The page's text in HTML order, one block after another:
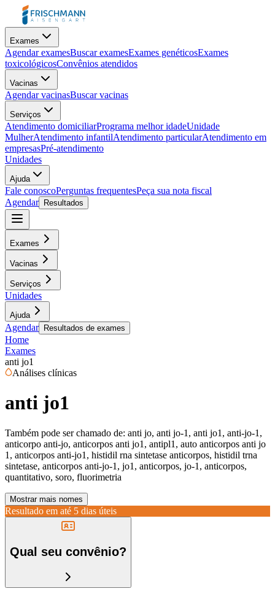
Exames
Agendar examesBuscar examesExames genéticosExames
toxicológicosConvênios atendidos
Vacinas
Agendar vacinasBuscar vacinas
Serviços
Atendimento domiciliarPrograma melhor idadeUnidade
MulherAtendimento infantilAtendimento particularAtendimento em
empresasPré-atendimento
Unidades
Ajuda
Fale conoscoPerguntas frequentesPeça sua nota fiscal
Agendar
Resultados
Exames
Vacinas
Serviços
Unidades
Ajuda
Agendar Resultados de exames
Home
Exames
anti jo1
Análises clínicas
anti jo1
Também pode ser chamado de: anti jo, anti jo-1, anti jo1, anti-jo-1,
anticorpo anti-jo, anticorpos anti jo1, antipl1, auto anticorpos anti jo
1, anticorpos anti-jo1, histidil rna sintetase anticorpos, histidil trna
sintetase, anticorpos anti-jo-1, jo1, anticorpos, jo-1, anticorpos,
quantitativo, soro, fluorimetria
Mostrar mais nomes
Resultado em até 5 dias úteis
Qual seu convênio?